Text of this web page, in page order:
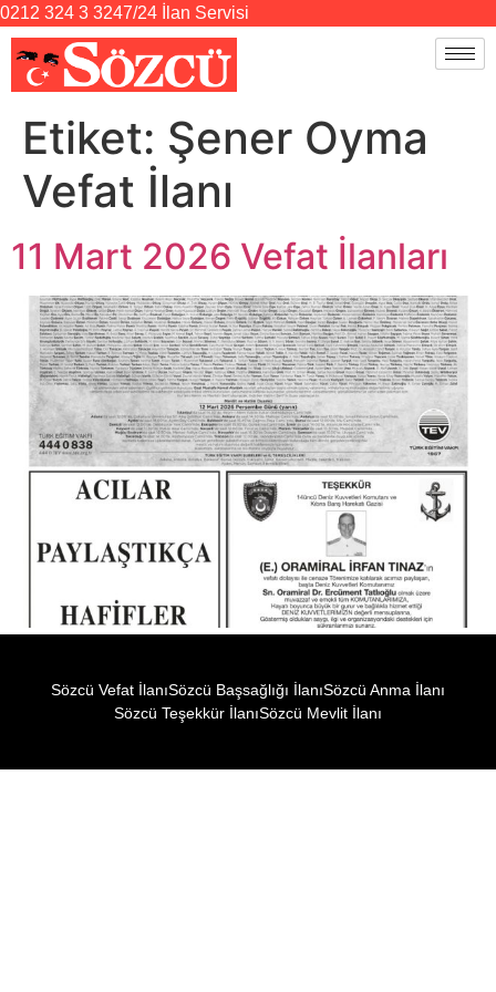
0212 324 3 3247/24 İlan Servisi
Etiket: Şener Oyma
Vefat İlanı
11 Mart 2026 Vefat İlanları
Sözcü Vefat İlanıSözcü Başsağlığı İlanıSözcü Anma İlanı
Sözcü Teşekkür İlanıSözcü Mevlit İlanı